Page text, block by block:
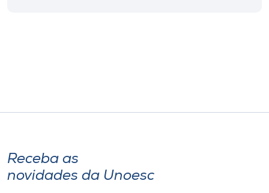
Receba as
novidades da Unoesc